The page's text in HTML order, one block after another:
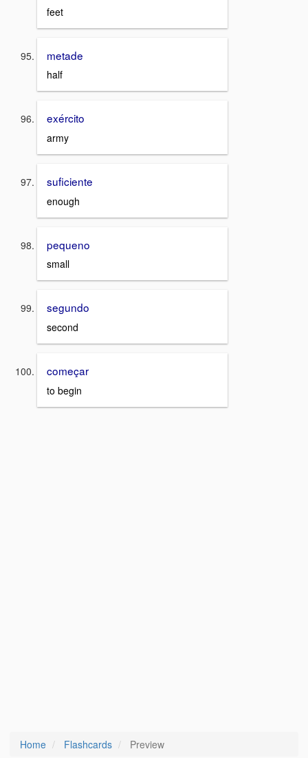
feet
metade
half
exército
army
suficiente
enough
pequeno
small
segundo
second
começar
to begin
Home Flashcards Preview